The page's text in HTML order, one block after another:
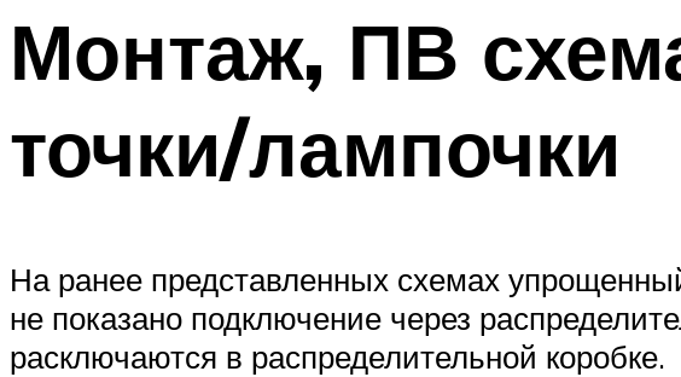
Монтаж, ПВ
точки/лампочки
На ранее представленных схемах
не показано подключение через
расключаются в распределительной коробке.